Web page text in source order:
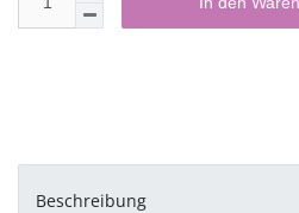
Beschreibung